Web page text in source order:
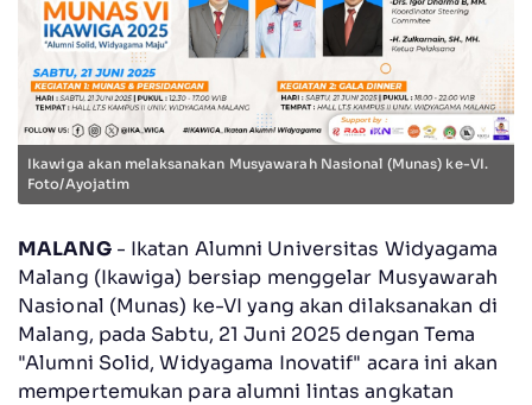
Ikawiga akan melaksanakan Musyawarah Nasional (Munas) ke-VI.
Foto/Ayojatim
MALANG- Ikatan Alumni Universitas Widyagama
Malang (Ikawiga) bersiap menggelar Musyawarah
Nasional (Munas) ke-VI yang akan dilaksanakan di
Malang, pada Sabtu, 21 Juni 2025 dengan Tema
"Alumni Solid, Widyagama Inovatif" acara ini akan
mempertemukan para alumni lintas angkatan